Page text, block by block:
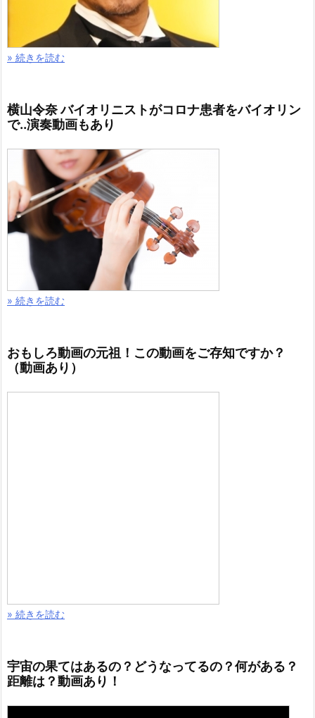
» 続きを読む
横山令奈 バイオリニストがコロナ患者をバイオリン
で..演奏動画もあり
» 続きを読む
おもしろ動画の元祖！この動画をご存知ですか？
（動画あり）
» 続きを読む
宇宙の果てはあるの？どうなってるの？何がある？
距離は？動画あり！